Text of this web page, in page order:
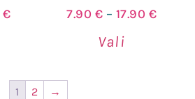
€ 7.90 € – 17.90 €
Vali
1 2 →